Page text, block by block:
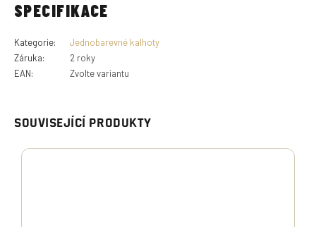
SOUVISEJÍCÍ PRODUKTY
SPECIFIKACE
Kategorie:
Jednobarevné kalhoty
Záruka:
2 roky
EAN: Zvolte variantu